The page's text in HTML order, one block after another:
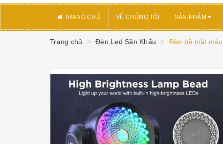
TRANG CHỦ VỀ CHÚNG TÔI SẢN PHẨM
Trang chủ Đèn Led Sân Khấu Đèn bề mặt